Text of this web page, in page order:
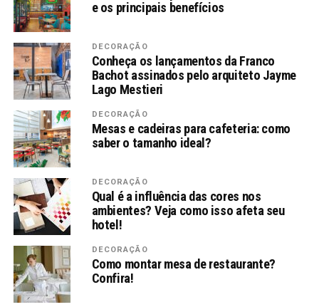
e os principais benefícios
DECORAÇÃO
Conheça os lançamentos da Franco
Bachot assinados pelo arquiteto Jayme
Lago Mestieri
DECORAÇÃO
Mesas e cadeiras para cafeteria: como
saber o tamanho ideal?
DECORAÇÃO
Qual é a influência das cores nos
ambientes? Veja como isso afeta seu
hotel!
DECORAÇÃO
Como montar mesa de restaurante?
Confira!